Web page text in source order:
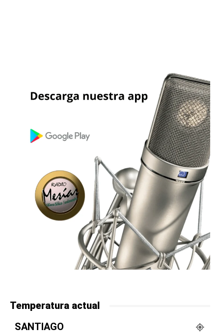
Temperatura actual
SANTIAGO